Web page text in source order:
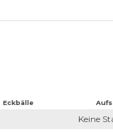
Eckbälle
Keine